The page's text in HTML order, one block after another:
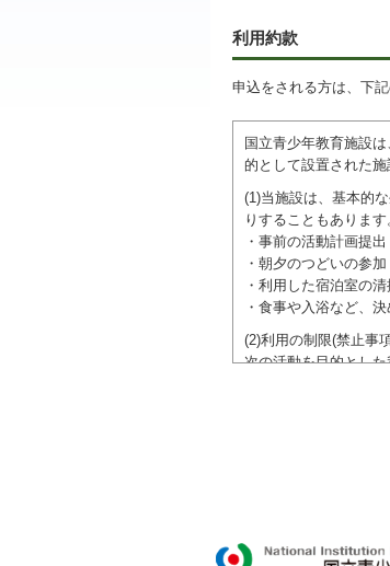
利用約款
申込をされる方は、下
国立青少年教育施設
的として設置された施
(1)当施設は、基本的
りすることもあります
・事前の活動計画提出
・朝夕のつどいの参加
・利用した宿泊室の
・食事や入浴など、
(2)利用の制限(禁止事
次の活動を目的とし
●特定の政党を支持
●特定の宗教を支持
域での勧誘活動を行
ご利用に際しては、